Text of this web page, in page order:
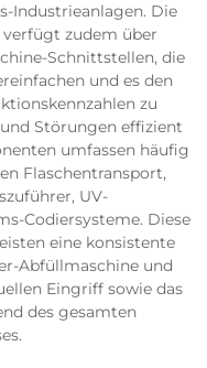
Industrieanlagen. Die
zudem über
Schnittstellen, die
und es den
zu
Störungen effizient
umfassen häufig
Flaschentransport,
UV-
Codiersysteme. Diese
eine konsistente
Abfüllmaschine und
Eingriff sowie das
des gesamten